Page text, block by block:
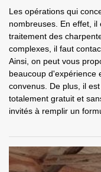
Les opérations qui
nombreuses. En effet,
traitement des
complexes, il faut
Ainsi, on peut vous
beaucoup d'expérience
convenus. De plus, il
totalement gratuit et
invités à remplir un